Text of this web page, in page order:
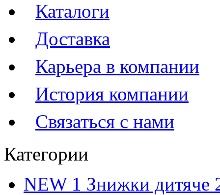
Каталоги
Доставка
Карьера в компании
История компании
Связаться с нами
Категории
NEW 1 Знижки дитяче